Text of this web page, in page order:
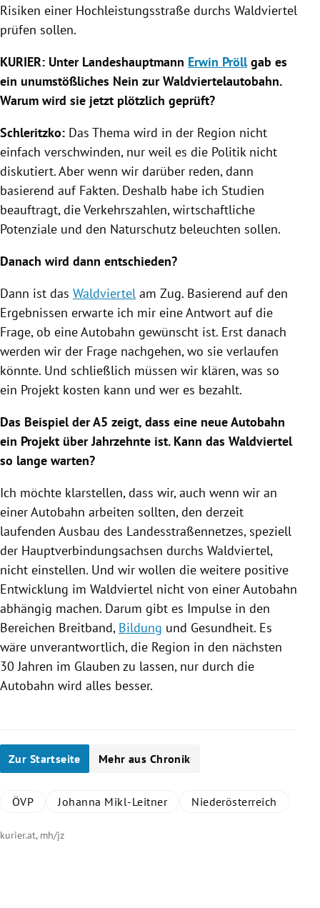
Risiken einer Hochleistungsstraße durchs Waldviertel
prüfen sollen.
KURIER: Unter Landeshauptmann Erwin Pröllgab es
ein unumstößliches Nein zurWaldviertelautobahn.
Warum wird sie jetzt plötzlich geprüft?
Schleritzko: Das Thema wird in der Region nicht
einfach verschwinden, nur weil es die Politik nicht
diskutiert. Aber wenn wir darüber reden, dann
basierend auf Fakten. Deshalb habe ich Studien
beauftragt, die Verkehrszahlen, wirtschaftliche
Potenziale und den Naturschutz beleuchten sollen.
Danach wird dann entschieden?
Dann ist das Waldviertel am Zug. Basierend auf den
Ergebnissen erwarte ich mir eine Antwort auf die
Frage, ob eine Autobahn gewünscht ist. Erst danach
werden wir der Frage nachgehen, wo sie verlaufen
könnte. Und schließlich müssen wir klären, was so
ein Projekt kosten kann und wer es bezahlt.
Das Beispiel der A5 zeigt, dass eine neue Autobahn
ein Projekt über Jahrzehnte ist. Kann das Waldviertel
so lange warten?
Ich möchte klarstellen, dass wir, auch wenn wir an
einer Autobahn arbeiten sollten, den derzeit
laufenden Ausbau des Landesstraßennetzes, speziell
der Hauptverbindungsachsen durchs Waldviertel,
nicht einstellen. Und wir wollen die weitere positive
Entwicklung im Waldviertel nicht von einer Autobahn
abhängig machen. Darum gibt es Impulse in den
Bereichen Breitband, Bildung und Gesundheit. Es
wäre unverantwortlich, die Region in den nächsten
30 Jahren im Glauben zu lassen, nur durch die
Autobahn wird alles besser.
Zur Startseite Mehr aus Chronik
ÖVP Johanna Mikl-Leitner Niederösterreich
kurier.at, mh/jz